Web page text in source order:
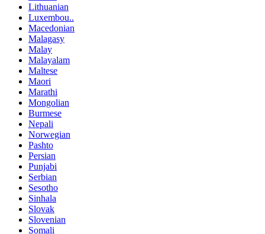
Lithuanian
Luxembou..
Macedonian
Malagasy
Malay
Malayalam
Maltese
Maori
Marathi
Mongolian
Burmese
Nepali
Norwegian
Pashto
Persian
Punjabi
Serbian
Sesotho
Sinhala
Slovak
Slovenian
Somali